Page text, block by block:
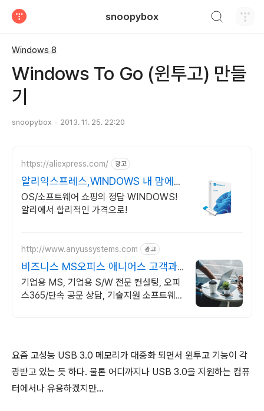
snoopybox
Windows 8
Windows To Go (윈투고) 만들
기
snoopybox 2013. 11. 25. 22:20
https://aliexpress.com/ 광고
알리익스프레스,WINDOWS 내 맘에
쏙드는 오늘의 특가
OS/소프트웨어 쇼핑의 정답 WINDOWS!
알리에서 합리적인 가격으로!
http://www.anyussystems.com 광고
비즈니스 MS오피스 애니어스 고객과
소통하는 IT 파트너
기업용 MS, 기업용 S/W 전문 컨설팅, 오피
스365/단속 공문 상담, 기술지원 소프트웨어
요즘 고성능 USB 3.0 메모리가 대중화 되면서 윈투고 기능이 각
광받고 있는 듯 하다. 물론 어디까지나 USB 3.0을 지원하는 컴퓨
터에서나 유용하겠지만...